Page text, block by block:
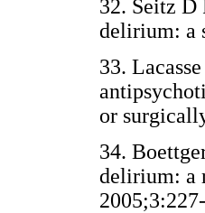
32. Seitz D
delirium:
33.
or
34.
delirium: a